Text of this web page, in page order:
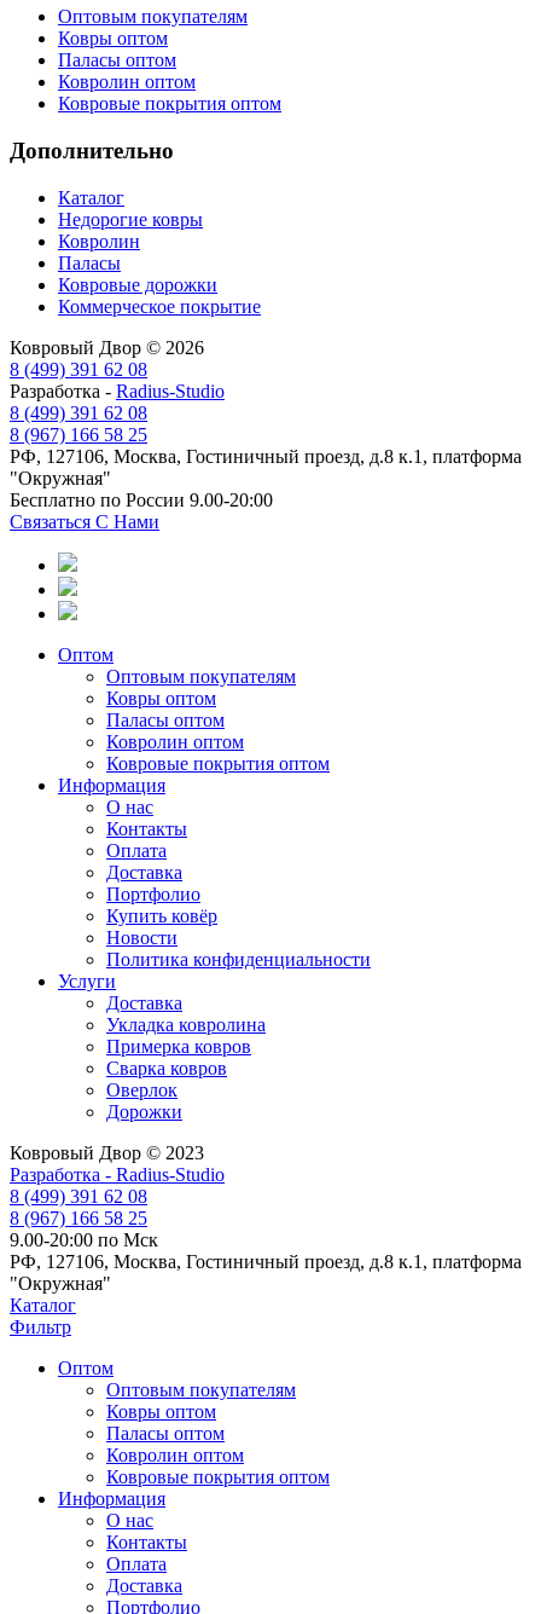
Оптовым покупателям
Ковры оптом
Паласы оптом
Ковролин оптом
Ковровые покрытия оптом
Дополнительно
Каталог
Недорогие ковры
Ковролин
Паласы
Ковровые дорожки
Коммерческое покрытие
Ковровый Двор © 2026
8 (499) 391 62 08
Разработка - Radius-Studio
8 (499) 391 62 08
8 (967) 166 58 25
РФ, 127106, Москва, Гостиничный проезд, д.8 к.1, платформа
"Окружная"
Бесплатно по России 9.00-20:00
Связаться С Нами
Оптом
Оптовым покупателям
Ковры оптом
Паласы оптом
Ковролин оптом
Ковровые покрытия оптом
Информация
О нас
Контакты
Оплата
Доставка
Портфолио
Купить ковёр
Новости
Политика конфиденциальности
Услуги
Доставка
Укладка ковролина
Примерка ковров
Сварка ковров
Оверлок
Дорожки
Ковровый Двор © 2023
Разработка - Radius-Studio
8 (499) 391 62 08
8 (967) 166 58 25
9.00-20:00 по Мск
РФ, 127106, Москва, Гостиничный проезд, д.8 к.1, платформа
"Окружная"
Каталог
Фильтр
Оптом
Оптовым покупателям
Ковры оптом
Паласы оптом
Ковролин оптом
Ковровые покрытия оптом
Информация
О нас
Контакты
Оплата
Доставка
Портфолио